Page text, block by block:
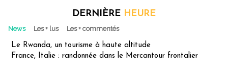
DERNIÈRE HEURE
News Les + lus Les + commentés
Le Rwanda, un tourisme à haute altitude
France, Italie : randonnée dans le Mercantour frontalier